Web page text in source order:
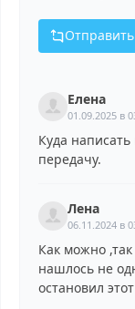
Елена
01.09.2025 в
Куда
передачу.
Лена
06.11.2024 в
Как можно
нашлось не
остановил